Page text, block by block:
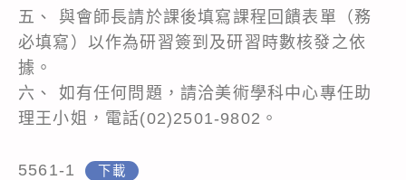
五、 與會師長請於課後填寫課程回饋表單（務
必填寫）以作為研習簽到及研習時數核發之依
據。
六、 如有任何問題，請洽美術學科中心專任助
理王小姐，電話(02)2501-9802。
5561-1 下載